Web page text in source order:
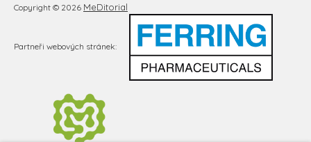
Copyright © 2026 MeDitorial
Partneři webových stránek: